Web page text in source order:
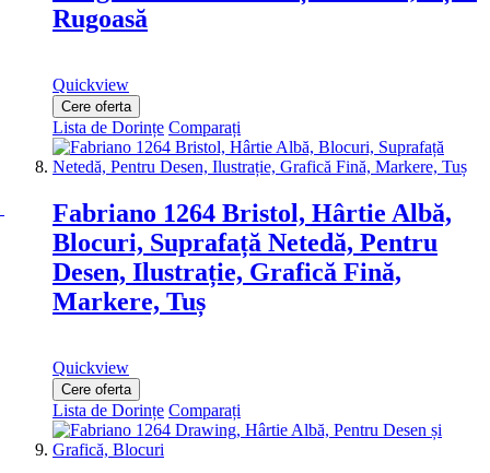
Rugoasă
Quickview
Cere oferta
Lista de Dorințe Comparați
Fabriano 1264 Bristol, Hârtie Albă,
Blocuri, Suprafață Netedă, Pentru
Desen, Ilustrație, Grafică Fină,
Markere, Tuș
Quickview
Cere oferta
Lista de Dorințe Comparați